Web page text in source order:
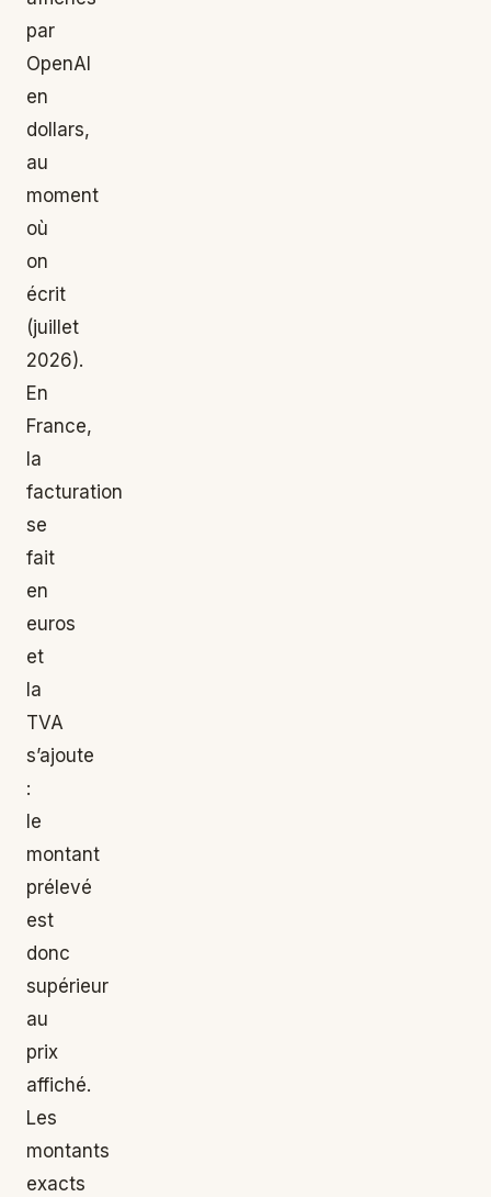
par
OpenAI
en
dollars,
au
moment
où
on
écrit
(juillet
2026).
En
France,
la
facturation
se
fait
en
euros
et
la
TVA
s’ajoute
:
le
montant
prélevé
est
donc
supérieur
au
prix
affiché.
Les
montants
exacts